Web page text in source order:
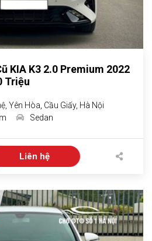
KIA K3 2.0 Premium 2022
Triệu
Yên Hòa, Cầu Giấy, Hà Nội
Sedan
Liên hệ